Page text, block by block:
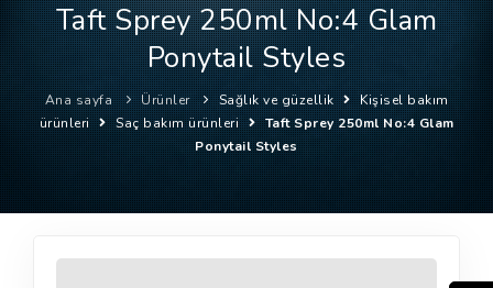
FIRMALAR
ÜRÜNLER
NASIL ÇALIŞIR?
YARDIM
Taft Sprey 250ml No:4 Glam
Ponytail Styles
Ana sayfa Ürünler Sağlık ve güzellik
Kişisel bakım
ürünleri
Saç bakım ürünleri
Taft Sprey 250ml No:4 Glam
Ponytail Styles